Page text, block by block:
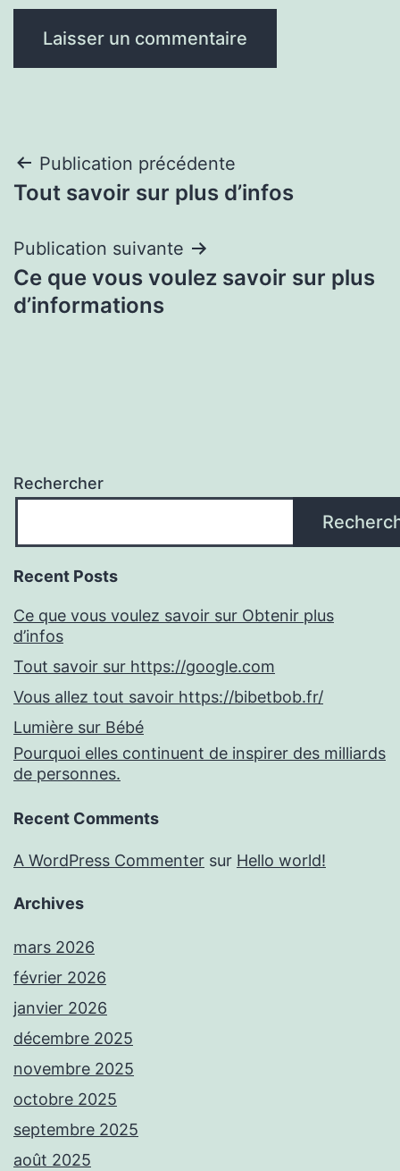
Navigation
de
l’article
Publication précédente
Tout savoir sur plus d’infos
Publication suivante
Ce que vous voulez savoir sur plus
d’informations
Rechercher
Recent Posts
Ce que vous voulez savoir sur Obtenir plus
d’infos
Tout savoir sur https://google.com
Vous allez tout savoir https://bibetbob.fr/
Lumière sur Bébé
Pourquoi elles continuent de inspirer des milliards
de personnes.
Recent Comments
A WordPress Commenter sur Hello world!
Archives
mars 2026
février 2026
janvier 2026
décembre 2025
novembre 2025
octobre 2025
septembre 2025
août 2025